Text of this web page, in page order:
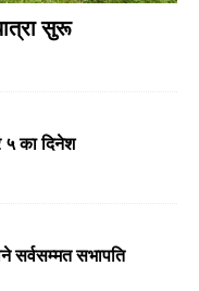
सुरू
५ का दिनेश
सर्वसम्मत सभापति